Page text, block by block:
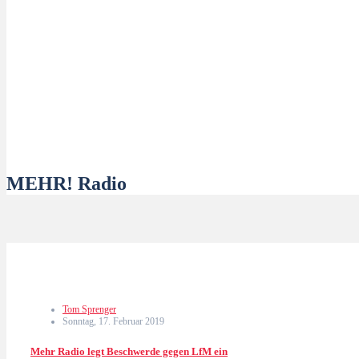
MEHR! Radio
Tom Sprenger
Sonntag, 17. Februar 2019
Mehr Radio legt Beschwerde gegen LfM ein